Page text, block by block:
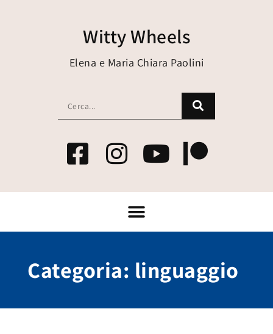
Witty Wheels
Elena e Maria Chiara Paolini
Categoria: linguaggio